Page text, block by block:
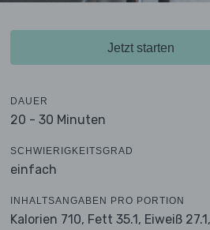
Jetzt starten
DAUER
20 - 30 Minuten
SCHWIERIGKEITSGRAD
einfach
INHALTSANGABEN PRO PORTION
Kalorien 710, Fett 35.1, Eiweiß 27.1,